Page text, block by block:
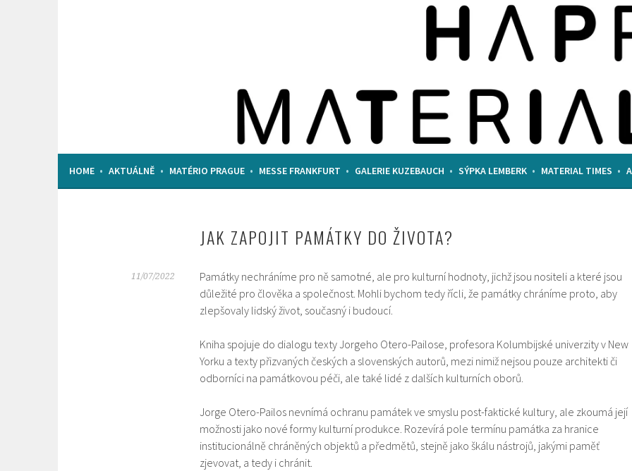
HAPPY MATERIALS
HOME AKTUÁLNĚ MATÉRIO PRAGUE MESSE FRANKFURT GALERIE KUZEBAUCH SÝPKA LEMBERK MATERIAL TIMES
JAK ZAPOJIT PAMÁTKY DO ŽIVOTA?
11/07/2022
Památky nechráníme pro ně samotné, ale pro kulturní hodnoty, jichž jsou nositeli a které jsou
důležité pro člověka a společnost. Mohli bychom tedy řícli, že památky chráníme proto, aby
zlepšovaly lidský život, současný i budoucí.
Kniha spojuje do dialogu texty Jorgeho Otero-Pailose, profesora Kolumbijské univerzity v New
Yorku a texty přizvaných českých a slovenských autorů, mezi nimiž nejsou pouze architekti či
odborníci na památkovou péči, ale také lidé z dalších kulturních oborů.
Jorge Otero-Pailos nevnímá ochranu památek ve smyslu post-faktické kultury, ale zkoumá její
možnosti jako nové formy kulturní produkce. Rozevírá pole termínu památka za hranice
institucionálně chráněných objektů a předmětů, stejně jako škálu nástrojů, jakými paměť
zjevovat, a tedy i chránit.